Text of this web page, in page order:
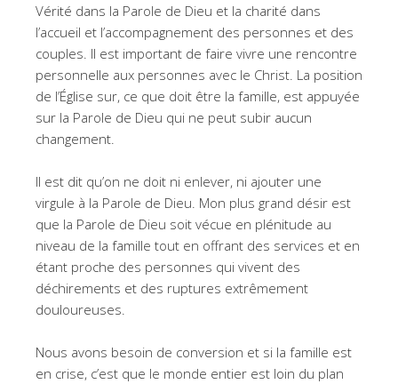
Vérité dans la Parole de Dieu et la charité dans
l’accueil et l’accompagnement des personnes et des
couples. Il est important de faire vivre une rencontre
personnelle aux personnes avec le Christ. La position
de l’Église sur, ce que doit être la famille, est appuyée
sur la Parole de Dieu qui ne peut subir aucun
changement.
Il est dit qu’on ne doit ni enlever, ni ajouter une
virgule à la Parole de Dieu. Mon plus grand désir est
que la Parole de Dieu soit vécue en plénitude au
niveau de la famille tout en offrant des services et en
étant proche des personnes qui vivent des
déchirements et des ruptures extrêmement
douloureuses.
Nous avons besoin de conversion et si la famille est
en crise, c’est que le monde entier est loin du plan